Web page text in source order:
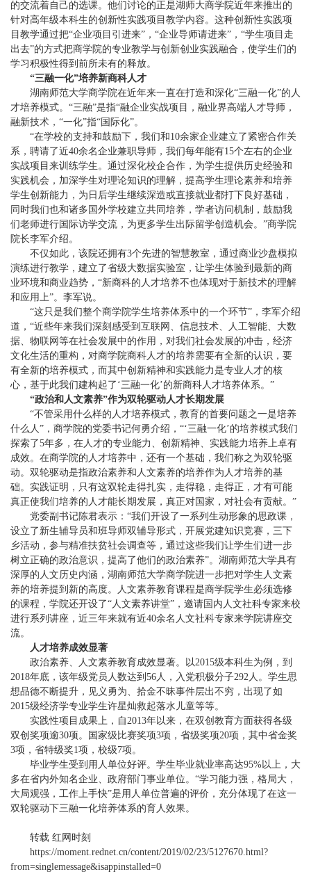
的交流着自己的选课。他们讨论的正是湖师大商学院近年来推出的
针对高年级本科生的创新性实践项目教学内容。这种创新性实践项
目教学通过把“企业项目引进来”，“企业导师请进来”，“学生项目走
出去”的方式把商学院的专业教学与创新创业实践融合，使学生们的
学习积极性得到前所未有的释放。
“三融一化”培养新商科人才
湖南师范大学商学院在近年来一直在打造和深化“三融一化”的人
才培养模式。“三融”是指“融企业实战项目，融业界高端人才导师，
融新技术，“一化”指“国际化”。
“在学校的支持和鼓励下，我们和10余家企业建立了紧密合作关
系，聘请了近40余名企业兼职导师，我们每年能有15个左右的企业
实战项目来训练学生。通过深化校企合作，为学生提供历史经验和
实践机会，加深学生对理论知识的理解，提高学生理论素养和培养
学生创新能力，为日后学生继续深造或直接就业都打下良好基础，
同时我们也和诸多国外学校建立共同培养，学者访问机制，鼓励我
们老师进行国际访学交流，为更多学生出际留学创造机会。”商学院
院长李军介绍。
不仅如此，该院还拥有3个先进的智慧教室，通过商业沙盘模拟
演练进行教学，建立了省级大数据实验室，让学生体验到最新的商
业环境和商业趋势，“新商科的人才培养不也体现对于新技术的理解
和应用上”。李军说。
“这只是我们整个商学院学生培养体系中的一个环节”，李军介绍
道，“近些年来我们深刻感受到互联网、信息技术、人工智能、大数
据、物联网等在社会发展中的作用，对我们社会发展的冲击，经济
文化生活的重构，对商学院商科人才的培养需要有全新的认识，要
有全新的培养模式，而其中创新精神和实践能力是专业人才的核
心，基于此我们建构起了‘三融一化’的新商科人才培养体系。”
“政治和人文素养”作为双轮驱动人才长期发展
“不管采用什么样的人才培养模式，教育的首要问题之一是培养
什么人”，商学院的党委书记何勇介绍，“‘三融一化’的培养模式我们
探索了5年多，在人才的专业能力、创新精神、实践能力培养上卓有
成效。在商学院的人才培养中，还有一个基础，我们称之为双轮驱
动。双轮驱动是指政治素养和人文素养的培养作为人才培养的基
础。实践证明，只有这双轮走得扎实，走得稳，走得正，才有可能
真正使我们培养的人才能长期发展，真正对国家，对社会有贡献。”
党委副书记陈君表示：“我们开设了一系列生动形象的思政课，
设立了新生辅导员和班导师双辅导形式，开展党建知识竞赛，三下
乡活动，参与精准扶贫社会调查等，通过这些我们让学生们进一步
树立正确的政治意识，提高了他们的政治素养”。湖南师范大学具有
深厚的人文历史内涵，湖南师范大学商学院进一步把对学生人文素
养的培养提到新的高度。人文素养教育课程是商学院学生必须选修
的课程，学院还开设了“人文素养讲堂”，邀请国内人文社科专家来校
进行系列讲座，近三年来就有近40余名人文社科专家来学院讲座交
流。
人才培养成效显著
政治素养、人文素养教育成效显著。以2015级本科生为例，到
2018年底，该年级党员人数达到56人，入党积极分子292人。学生思
想品德不断提升，见义勇为、拾金不昧事件层出不穷，出现了如
2015级经济学专业学生许星灿救起落水儿童等等。
实践性项目成果上，自2013年以来，在双创教育方面获得各级
双创奖项逾30项。国家级比赛奖项3项，省级奖项20项，其中省金奖
3项，省特级奖1项，校级7项。
毕业学生受到用人单位好评。学生毕业就业率高达95%以上，大
多在省内外知名企业、政府部门事业单位。“学习能力强，格局大，
大局观强，工作上手快”是用人单位普遍的评价，充分体现了在这一
双轮驱动下三融一化培养体系的育人效果。
转载 红网时刻
https://moment.rednet.cn/content/2019/02/23/5127670.html?
from=singlemessage&isappinstalled=0